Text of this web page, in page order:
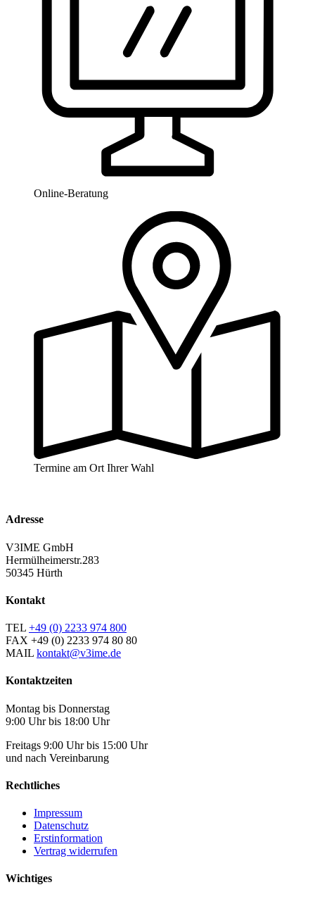
Online-Beratung
Termine am Ort Ihrer Wahl
Adresse
V3IME GmbH
Hermülheimerstr.283
50345 Hürth
Kontakt
TEL +49 (0) 2233 974 800
FAX +49 (0) 2233 974 80 80
MAIL kontakt@v3ime.de
Kontaktzeiten
Montag bis Donnerstag
9:00 Uhr bis 18:00 Uhr
Freitags 9:00 Uhr bis 15:00 Uhr
und nach Vereinbarung
Rechtliches
Impressum
Datenschutz
Erstinformation
Vertrag widerrufen
Wichtiges